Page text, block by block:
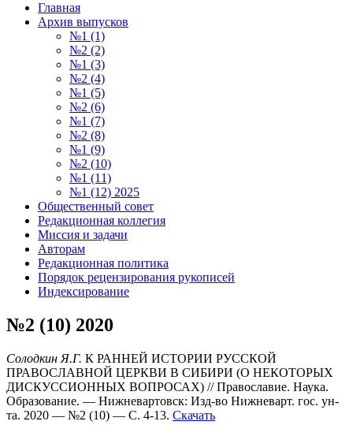
Главная
Архив выпусков
№1 (1)
№2 (2)
№1 (3)
№2 (4)
№1 (5)
№2 (6)
№1 (7)
№2 (8)
№1 (9)
№2 (10)
№1 (11)
№1 (12) 2025
Общественный совет
Редакционная коллегия
Миссия и задачи
Авторам
Редакционная политика
Порядок рецензирования рукописей
Индексирование
№2 (10) 2020
Солодкин Я.Г. К РАННЕЙ ИСТОРИИ РУССКОЙ
ПРАВОСЛАВНОЙ ЦЕРКВИ В СИБИРИ (О НЕКОТОРЫХ
ДИСКУССИОННЫХ ВОПРОСАХ) // Православие. Наука.
Образование. — Нижневартовск: Изд-во Нижневарт. гос. ун-
та. 2020 — №2 (10) — С. 4-13. Скачать